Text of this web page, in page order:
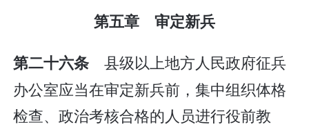
第五章 审定新兵
第二十六条 县级以上地方人民政府征兵
办公室应当在审定新兵前，集中组织体格
检查、政治考核合格的人员进行役前教